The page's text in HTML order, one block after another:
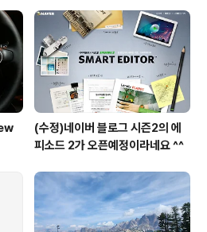
(수정)네이버 블로그 시즌2의 에
피소드 2가 오픈예정이라네요 ^^